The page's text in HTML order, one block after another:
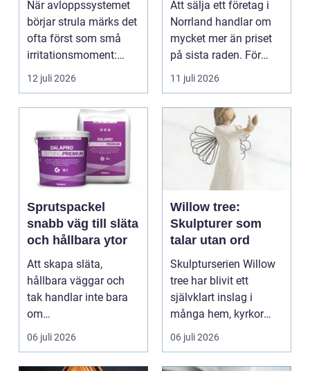
vattenskador i
fastigheten
När avloppssystemet
börjar strula märks det
ofta först som små
irritationsmoment:
långsam avrinning ...
12 juli 2026
Att sälja ett företag i
Norrland handlar om
mycket mer än priset
på sista raden. För
många entrepren...
11 juli 2026
Sprutspackel
snabb väg till släta
och hållbara ytor
Att skapa släta,
hållbara väggar och
tak handlar inte bara
om
hantverksskicklighet.
Valet av materia...
06 juli 2026
Willow tree:
Skulpturer som
talar utan ord
Skulpturserien Willow
tree har blivit ett
självklart inslag i
många hem, kyrkor
och kapel...
06 juli 2026